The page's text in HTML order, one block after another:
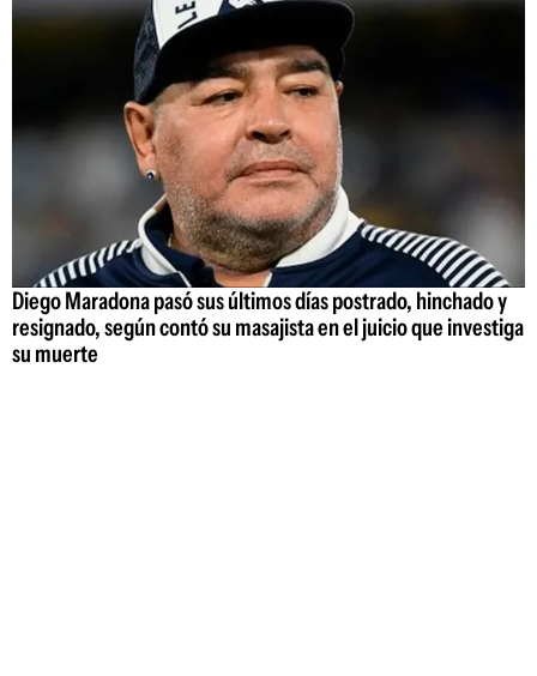
Diego Maradona pasó sus últimos días postrado, hinchado y
resignado, según contó su masajista en el juicio que investiga
su muerte